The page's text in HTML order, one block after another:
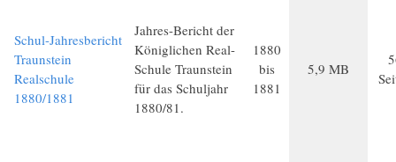
Schul-Jahresbericht
Traunstein
Realschule
1880/1881
Jahres-Bericht der
Königlichen Real-
Schule Traunstein
für das Schuljahr
1880/81.
1880
bis
1881
5,9 MB